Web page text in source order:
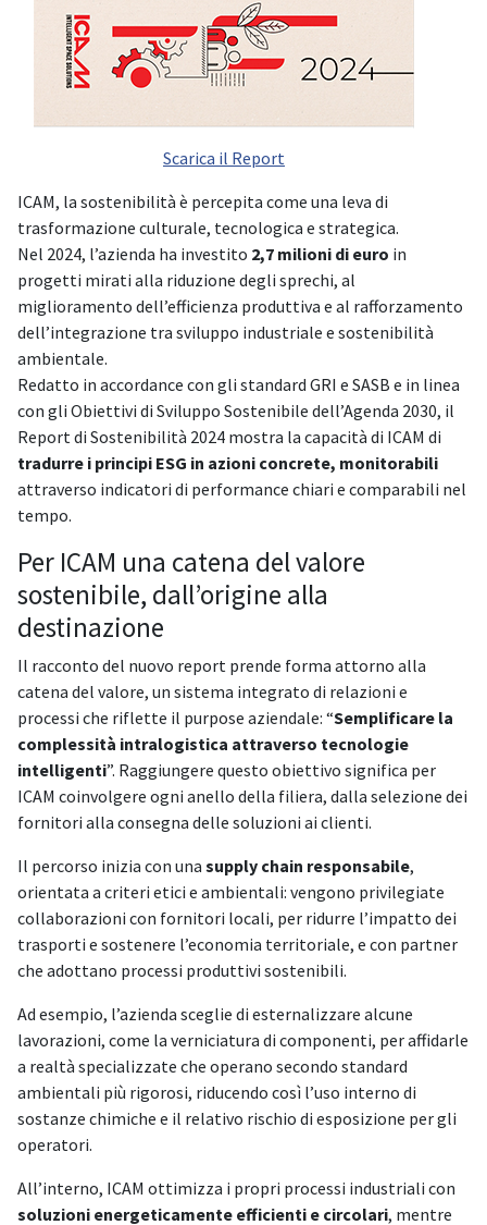
Scarica il Report
ICAM, la sostenibilità è percepita come una leva di
trasformazione culturale, tecnologica e strategica.
Nel 2024, l’azienda ha investito 2,7 milioni di euro in
progetti mirati alla riduzione degli sprechi, al
miglioramento dell’efficienza produttiva e al rafforzamento
dell’integrazione tra sviluppo industriale e sostenibilità
ambientale.
Redatto in accordance con gli standard GRI e SASB e in linea
con gli Obiettivi di Sviluppo Sostenibile dell’Agenda 2030, il
Report di Sostenibilità 2024 mostra la capacità di ICAM di
tradurre i principi ESG in azioni concrete, monitorabili
attraverso indicatori di performance chiari e comparabili nel
tempo.
Per ICAM una catena del valore
sostenibile, dall’origine alla
destinazione
Il racconto del nuovo report prende forma attorno alla
catena del valore, un sistema integrato di relazioni e
processi che riflette il purpose aziendale: “Semplificare la
complessità intralogistica attraverso tecnologie
intelligenti”. Raggiungere questo obiettivo significa per
ICAM coinvolgere ogni anello della filiera, dalla selezione dei
fornitori alla consegna delle soluzioni ai clienti.
Il percorso inizia con una supply chain responsabile,
orientata a criteri etici e ambientali: vengono privilegiate
collaborazioni con fornitori locali, per ridurre l’impatto dei
trasporti e sostenere l’economia territoriale, e con partner
che adottano processi produttivi sostenibili.
Ad esempio, l’azienda sceglie di esternalizzare alcune
lavorazioni, come la verniciatura di componenti, per affidarle
a realtà specializzate che operano secondo standard
ambientali più rigorosi, riducendo così l’uso interno di
sostanze chimiche e il relativo rischio di esposizione per gli
operatori.
All’interno, ICAM ottimizza i propri processi industriali con
soluzioni energeticamente efficienti e circolari, mentre